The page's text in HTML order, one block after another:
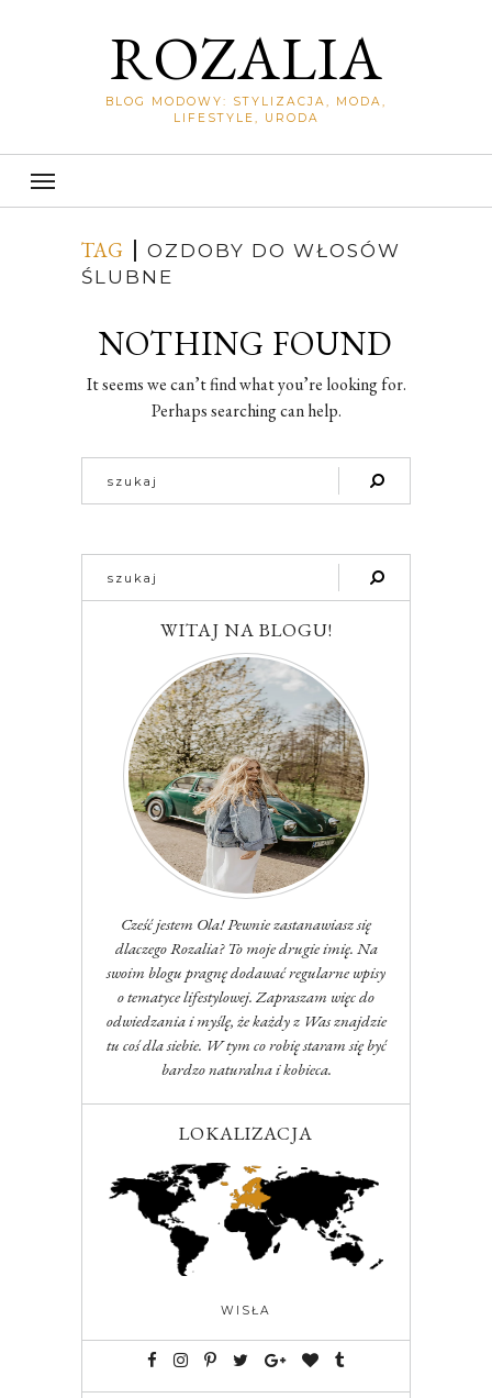
ROZALIA
BLOG MODOWY: STYLIZACJA, MODA,
LIFESTYLE, URODA
TAG
OZDOBY DO WŁOSÓW
ŚLUBNE
NOTHING FOUND
It seems we can’t find what you’re looking for.
Perhaps searching can help.
WITAJ NA BLOGU!
Cześć jestem Ola! Pewnie zastanawiasz się
dlaczego Rozalia? To moje drugie imię. Na
swoim blogu pragnę dodawać regularne wpisy
o tematyce lifestylowej. Zapraszam więc do
odwiedzania i myślę, że każdy z Was znajdzie
tu coś dla siebie. W tym co robię staram się być
bardzo naturalna i kobieca.
LOKALIZACJA
WISŁA